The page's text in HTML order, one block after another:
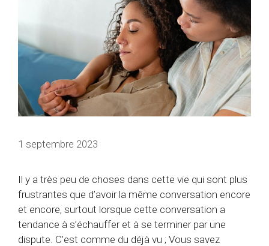
1 septembre 2023
Il y a très peu de choses dans cette vie qui sont plus
frustrantes que d’avoir la même conversation encore
et encore, surtout lorsque cette conversation a
tendance à s’échauffer et à se terminer par une
dispute. C’est comme du déjà vu ; Vous savez